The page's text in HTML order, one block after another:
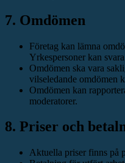
7. Omdömen
Företag kan lämna
Yrkespersoner kan
Omdömen ska vara
vilseledande omdömen
Omdömen kan
moderatorer.
8. Priser och
Aktuella priser finns på